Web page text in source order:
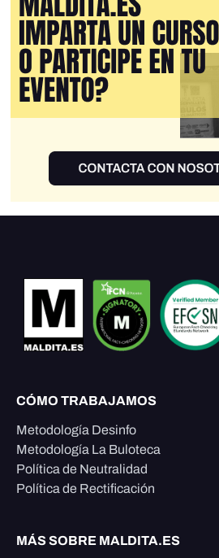
CÓMO TRABAJAMOS
Metodología Desinfo
Metodología La Buloteca
Política de Neutralidad
Política de Rectificación
MÁS SOBRE MALDITA.ES